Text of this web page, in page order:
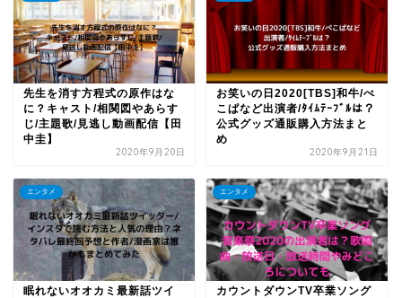
先生を消す方程式の原作はな
に？キャスト/相関図やあらす
じ/主題歌/見逃し動画配信【田
中圭】
2020年9月20日
お笑いの日2020[TBS]和牛/ぺ
こぱなど出演者/ﾀｲﾑﾃｰﾌﾞﾙは？
公式グッズ通販購入方法まと
め
2020年9月21日
エンタメ
眠れないオオカミ最新話ツイ
エンタメ
カウントダウンTV卒業ソング